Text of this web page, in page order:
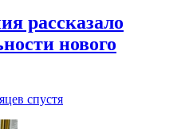
рассказало
нового
спустя